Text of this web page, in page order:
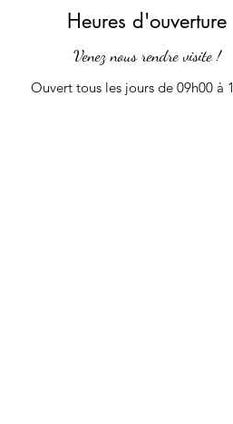
Heures d'ouverture
Venez nous rendre visite !
Ouvert tous les jours de 09h00 à